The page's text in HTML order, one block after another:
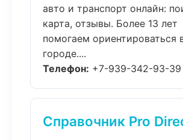
авто и транспорт онлайн:
карта, отзывы. Более 13 лет
помогаем ориентироваться
городе....
Телефон: +7-939-342-93-39
Справочник Pro